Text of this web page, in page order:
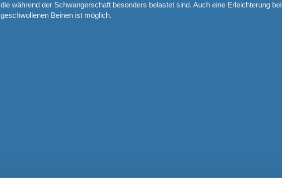
die während der Schwangerschaft besonders belastet sind. Auch eine Erleichterung bei
geschwollenen Beinen ist möglich.